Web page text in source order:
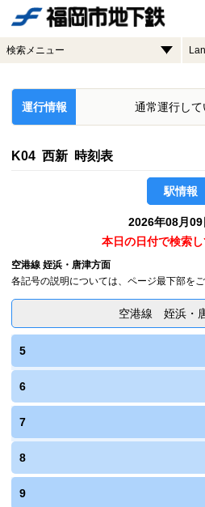
検索メニュー
運行情報 通常運行して
K04 西新 時刻表
駅情報
2026年08月09
本日の日付で検索し
空港線 姪浜・唐津方面
各記号の説明については、ページ最下部を
空港線 姪浜・
5
6
7
8
9